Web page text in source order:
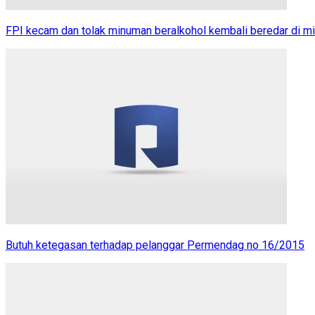
FPI kecam dan tolak minuman beralkohol kembali beredar di
Butuh ketegasan terhadap pelanggar Permendag no 16/2015